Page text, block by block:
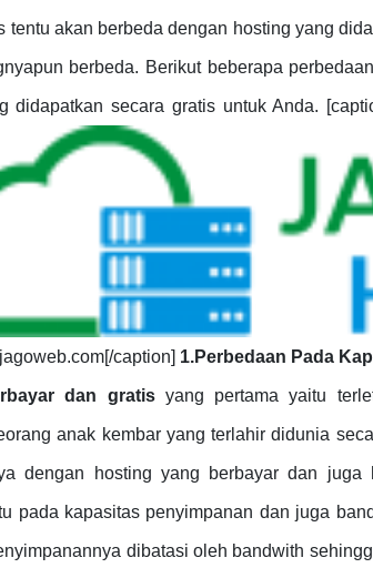
tentu akan berbeda dengan hosting yang
berbeda. Berikut beberapa
didapatkan secara gratis untuk Anda.
caption] 1.Perbedaan Pada
dan gratis yang pertama yaitu
anak kembar yang terlahir didunia
dengan hosting yang berbayar dan
pada kapasitas penyimpanan dan juga
dibatasi oleh bandwith